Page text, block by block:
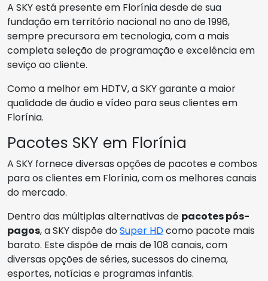
A SKY está presente em Florínia desde de sua
fundação em território nacional no ano de 1996,
sempre precursora em tecnologia, com a mais
completa seleção de programação e excelência em
seviço ao cliente.
Como a melhor em HDTV, a SKY garante a maior
qualidade de áudio e vídeo para seus clientes em
Florínia.
Pacotes SKY em Florínia
A SKY fornece diversas opções de pacotes e combos
para os clientes em Florínia, com os melhores canais
do mercado.
Dentro das múltiplas alternativas de pacotes pós-
pagos, a SKY dispõe doSuper HDcomo pacote mais
barato. Este dispõe de mais de 108 canais, com
diversas opções de séries, sucessos do cinema,
esportes, notícias e programas infantis.